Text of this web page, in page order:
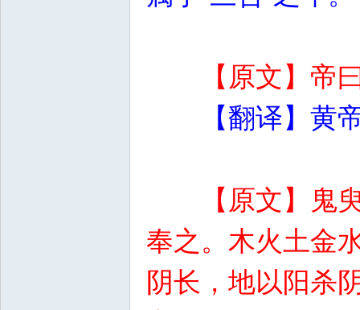
【原文】帝
【翻译】黄
【原文】鬼
奉之。木火土金
阴长，地以阳杀